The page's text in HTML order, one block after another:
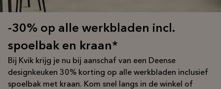
-30% op alle werkbladen incl.
spoelbak en kraan*
Bij Kvik krijg je nu bij aanschaf van een Deense
designkeuken 30% korting op alle werkbladen inclusief
spoelbak met kraan. Kom snel langs in de winkel of